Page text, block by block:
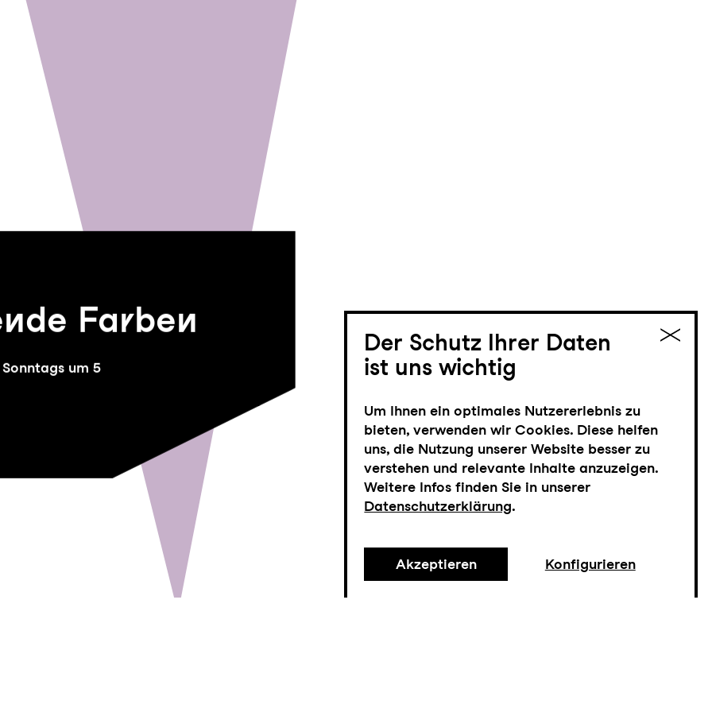
Farben
Sonntags um 5
Tickets
Der Schutz Ihrer Daten
ist uns wichtig
Um Ihnen ein optimales Nutzererlebnis zu
bieten, verwenden wir Cookies. Diese helfen
uns, die Nutzung unserer Website besser zu
verstehen und relevante Inhalte anzuzeigen.
Weitere Infos finden Sie in unserer
Datenschutzerklärung.
Akzeptieren Konfigurieren